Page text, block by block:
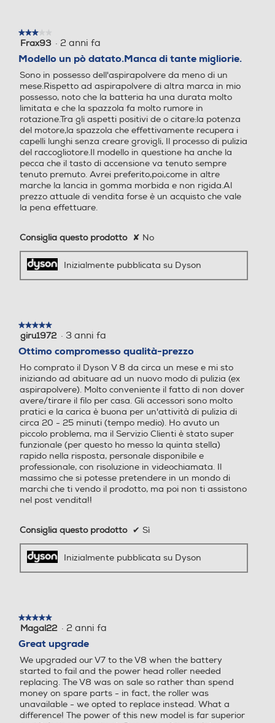
Caratteristiche
La giusta potenza dove serve
Passa facilmente da una modalità di
aspirazione all'altra durante la pulizia.
Indicatore sacco pieno Indicatore sacco pieno
Indicatore stato batteria Indicatore stato batteria
Controllo sull'impugnatura Controllo sull'impugnatura
Impugnatura ergonomica
Funzione Wet & Dry Funzione Wet & Dry
Funzione Lava-asciuga Funzione Lava-asciuga
Blocco sicurezza sacchetto
non inserito
Blocco sicurezza sacchetto
Sistema antisurriscaldame
nto
Sistema antisurriscaldame
nto
Cordless
Si
Sistema parking
Singola posizione di parche
Sistema parking
★★★★★
★★★★★
3
5
stelle.
Frax93 · 2 anni fa
Modello un pò datato.Manca di tante migliorie.
Sono in possesso dell'aspirapolvere da meno di un
mese.Rispetto ad aspirapolvere di altra marca in mio
possesso, noto che la batteria ha una durata molto
limitata e che la spazzola fa molto rumore in
rotazione.Tra gli aspetti positivi de o citare:la potenza
del motore,la spazzola che effettivamente recupera i
capelli lunghi senza creare grovigli, Il processo di pulizia
del raccogliotore.Il modello in questione ha anche la
pecca che il tasto di accensione va tenuto sempre
tenuto premuto. Avrei preferito,poi,come in altre
marche la lancia in gomma morbida e non rigida.Al
prezzo attuale di vendita forse è un acquisto che vale
la pena effettuare.
Consiglia questo prodotto ✘ No
Inizialmente pubblicata su Dyson
★★★★★
★★★★★
5
5
stelle.
giru1972 · 3 anni fa
Ottimo compromesso qualità-prezzo
Ho comprato il Dyson V 8 da circa un mese e mi sto
iniziando ad abituare ad un nuovo modo di pulizia (ex
aspirapolvere). Molto conveniente il fatto di non dover
avere/tirare il filo per casa. Gli accessori sono molto
pratici e la carica è buona per un'attività di pulizia di
circa 20 - 25 minuti (tempo medio). Ho avuto un
piccolo problema, ma il Servizio Clienti è stato super
funzionale (per questo ho messo la quinta stella)
rapido nella risposta, personale disponibile e
professionale, con risoluzione in videochiamata. Il
massimo che si potesse pretendere in un mondo di
marchi che ti vendo il prodotto, ma poi non ti assistono
nel post vendita!!
Consiglia questo prodotto ✔ Sì
Inizialmente pubblicata su Dyson
★★★★★
★★★★★
5
5
stelle.
Magal22 · 2 anni fa
Great upgrade
We upgraded our V7 to the V8 when the battery
started to fail and the power head roller needed
replacing. The V8 was on sale so rather than spend
money on spare parts - in fact, the roller was
unavailable - we opted to replace instead. What a
difference! The power of this new model is far superior